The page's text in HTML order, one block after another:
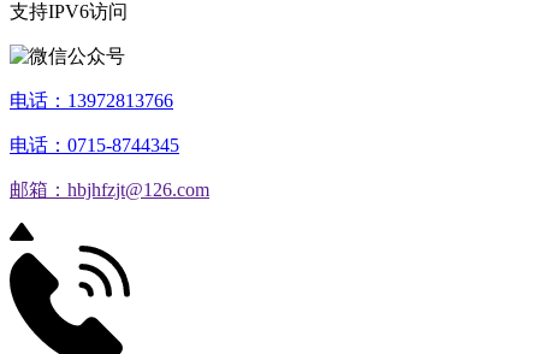
支持IPV6访问
电话：13972813766
电话：0715-8744345
邮箱：hbjhfzjt@126.com